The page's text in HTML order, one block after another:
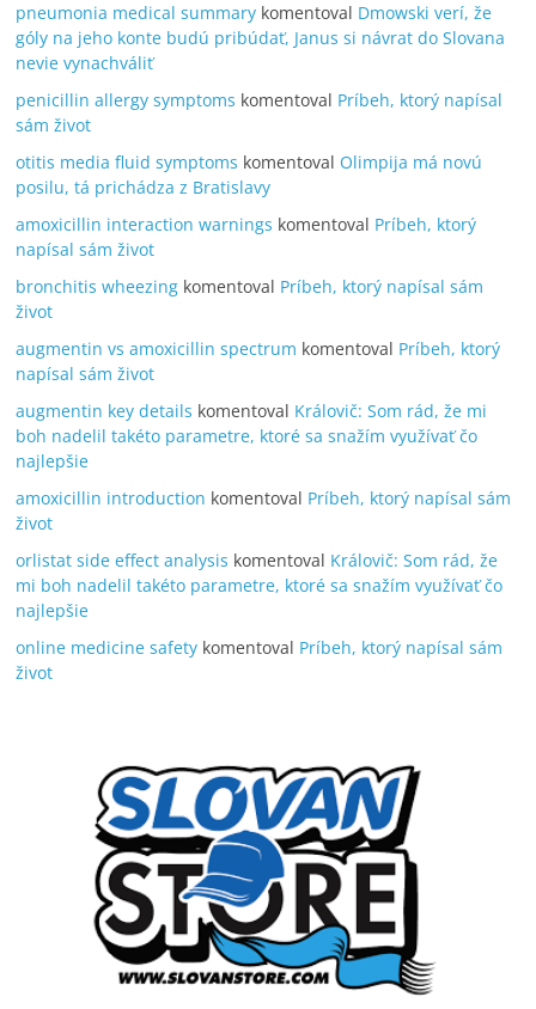
pneumonia medical summary komentoval Dmowski verí, že
góly na jeho konte budú pribúdať, Janus si návrat do Slovana
nevie vynachváliť
penicillin allergy symptoms komentoval Príbeh, ktorý napísal
sám život
otitis media fluid symptoms komentoval Olimpija má novú
posilu, tá prichádza z Bratislavy
amoxicillin interaction warnings komentoval Príbeh, ktorý
napísal sám život
bronchitis wheezing komentoval Príbeh, ktorý napísal sám
život
augmentin vs amoxicillin spectrum komentoval Príbeh, ktorý
napísal sám život
augmentin key details komentoval Královič: Som rád, že mi
boh nadelil takéto parametre, ktoré sa snažím využívať čo
najlepšie
amoxicillin introduction komentoval Príbeh, ktorý napísal sám
život
orlistat side effect analysis komentoval Královič: Som rád, že
mi boh nadelil takéto parametre, ktoré sa snažím využívať čo
najlepšie
online medicine safety komentoval Príbeh, ktorý napísal sám
život